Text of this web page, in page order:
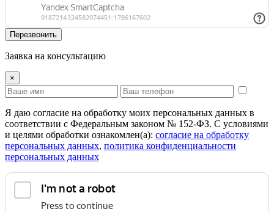
Перезвонить
Заявка на консультацию
×
Я даю согласие на обработку моих персональных данных в
соответствии с Федеральным законом № 152-ФЗ. С условиями
и целями обработки ознакомлен(а): cогласие на обработку
персональных данных, политика конфиденциальности
персональных данных